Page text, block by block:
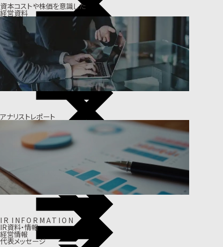
資本コストや株価を意識した
経営資料
アナリストレポート
I R I N FO R M AT I O N
IR資料・情報
経営情報
代表メッセージ